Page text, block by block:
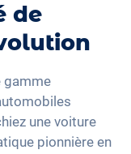
de
gamme
une voiture
pionnière en